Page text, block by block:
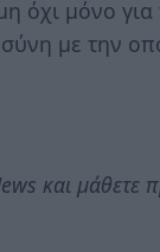
μόνο για
με την
και μάθετε